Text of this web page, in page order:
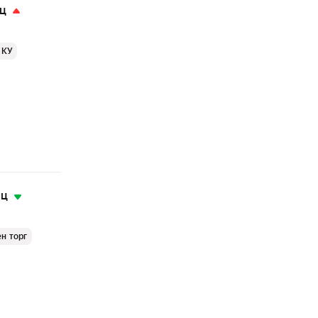
КУ
торг